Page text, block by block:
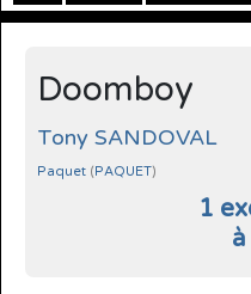
Doomboy
Tony SANDOVAL
Paquet (PAQUET)
1